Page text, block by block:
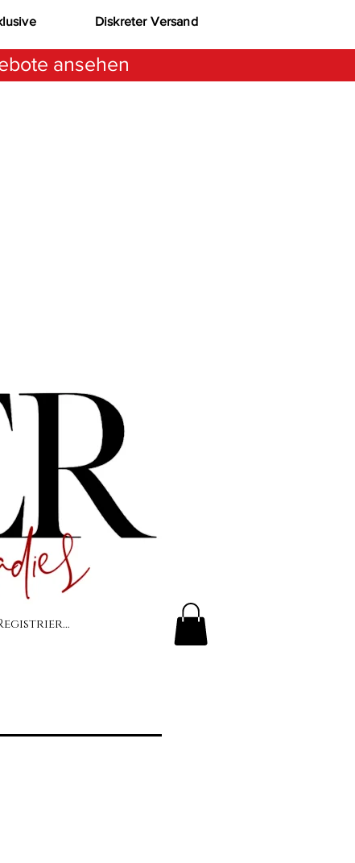
Diskreter Versand
ansehen